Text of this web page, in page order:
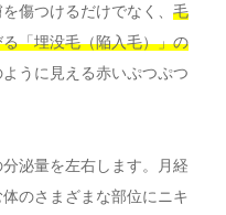
傷つけるだけでなく、 毛
「埋没毛（陥入毛）」の
うに見える赤いぷつぷつ
分泌量を左右します。月経
のさまざまな部位にニキ